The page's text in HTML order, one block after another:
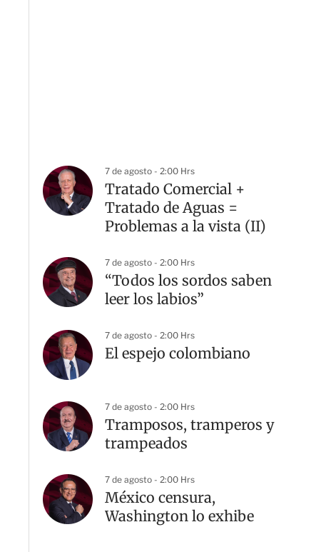
7 de agosto - 2:00 Hrs
Tratado Comercial +
Tratado de Aguas =
Problemas a la vista (II)
7 de agosto - 2:00 Hrs
“Todos los sordos saben
leer los labios”
7 de agosto - 2:00 Hrs
El espejo colombiano
7 de agosto - 2:00 Hrs
Tramposos, tramperos y
trampeados
7 de agosto - 2:00 Hrs
México censura,
Washington lo exhibe